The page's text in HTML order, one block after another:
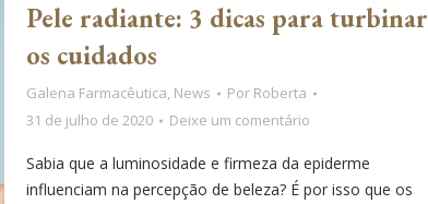
Pele radiante: 3 dicas para turbinar
os cuidados
Galena Farmacêutica, News Por Roberta
31 de julho de 2020
Deixe um comentário
Sabia que a luminosidade e firmeza da epiderme
influenciam na percepção de beleza? É por isso que os